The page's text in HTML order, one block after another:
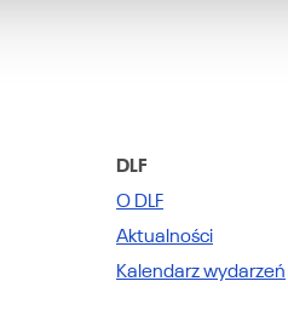
DLF
O DLF
Aktualności
Kalendarz wydarzeń